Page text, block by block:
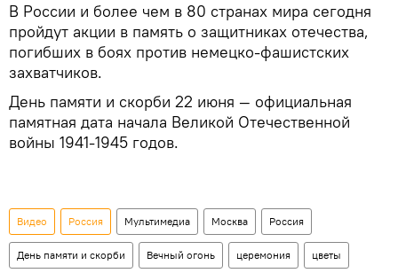
В России и более чем в 80 странах мира сегодня
пройдут акции в память о защитниках отечества,
погибших в боях против немецко-фашистских
захватчиков.
День памяти и скорби 22 июня — официальная
памятная дата начала Великой Отечественной
войны 1941-1945 годов.
Видео Россия Мультимедиа Москва Россия
День памяти и скорби Вечный огонь церемония цветы